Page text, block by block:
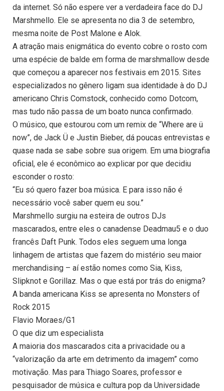
da internet. Só não espere ver a verdadeira face do DJ
Marshmello. Ele se apresenta no dia 3 de setembro,
mesma noite de Post Malone e Alok.
A atração mais enigmática do evento cobre o rosto com
uma espécie de balde em forma de marshmallow desde
que começou a aparecer nos festivais em 2015. Sites
especializados no gênero ligam sua identidade à do DJ
americano Chris Comstock, conhecido como Dotcom,
mas tudo não passa de um boato nunca confirmado.
O músico, que estourou com um remix de “Where are ü
now”, de Jack Ü e Justin Bieber, dá poucas entrevistas e
quase nada se sabe sobre sua origem. Em uma biografia
oficial, ele é econômico ao explicar por que decidiu
esconder o rosto:
“Eu só quero fazer boa música. E para isso não é
necessário você saber quem eu sou.”
Marshmello surgiu na esteira de outros DJs
mascarados, entre eles o canadense Deadmau5 e o duo
francês Daft Punk. Todos eles seguem uma longa
linhagem de artistas que fazem do mistério seu maior
merchandising – aí estão nomes como Sia, Kiss,
Slipknot e Gorillaz. Mas o que está por trás do enigma?
A banda americana Kiss se apresenta no Monsters of
Rock 2015
Flavio Moraes/G1
O que diz um especialista
A maioria dos mascarados cita a privacidade ou a
“valorização da arte em detrimento da imagem” como
motivação. Mas para Thiago Soares, professor e
pesquisador de música e cultura pop da Universidade